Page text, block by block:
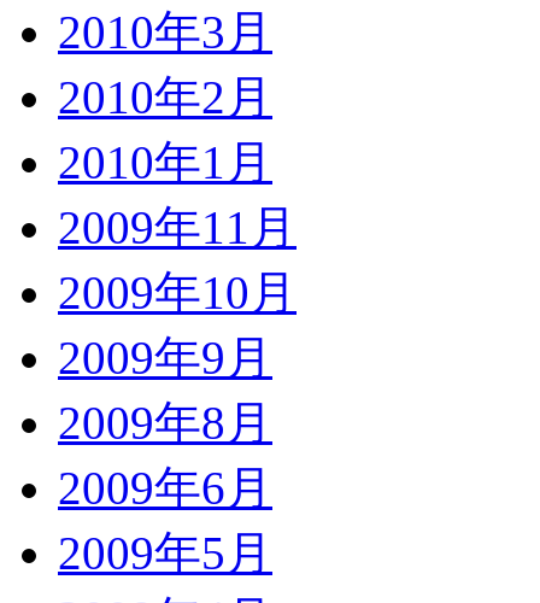
2010年3月
2010年2月
2010年1月
2009年11月
2009年10月
2009年9月
2009年8月
2009年6月
2009年5月